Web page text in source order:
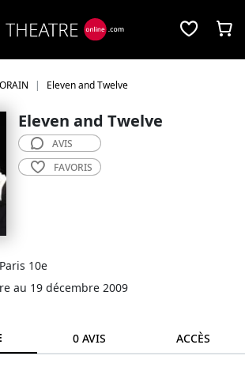
Eleven and Twelve
Eleven and Twelve
Paris 10e
au 19 décembre 2009
AVIS
FAVORIS
0 AVIS ACCÈS